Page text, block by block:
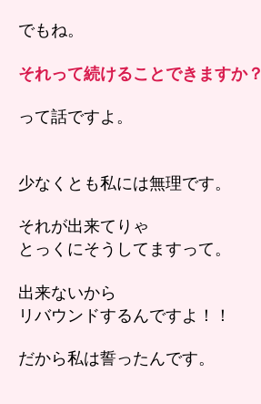
でもね。
それって続けることできますか？
って話ですよ。
少なくとも私には無理です。
それが出来てりゃ
とっくにそうしてますって。
出来ないから
リバウンドするんですよ！！
だから私は誓ったんです。